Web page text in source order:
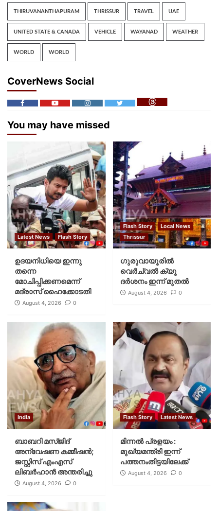
THIRUVANANTHAPURAM THRISSUR TRAVEL UAE
UNITED STATE & CANADA VEHICLE WAYANAD WEATHER
WORLD WORLD
CoverNews Social
You may have missed
Latest News Flash Story
ഉദയനിധിയെ ഇന്നു
തന്നെ
മോചിപ്പിക്കണമെന്ന്
മദ്രാസ് ഹൈക്കോടതി
August 4, 2026 0
Flash Story
Local News
Thrissur
ഗുരുവായൂരില്‍
വെര്‍ച്വല്‍ ക്യൂ
ദര്‍ശനം ഇന്ന് മുതല്‍
August 4, 2026 0
India
ബാബറി മസ്ജിദ്
അന്വേഷണ കമ്മീഷന്‍;
ജസ്റ്റിസ് എംഎസ്
ലിബര്‍ഹാന്‍ അന്തരിച്ചു
August 4, 2026 0
Flash Story Latest News
മിന്നല്‍ പ്രളയം :
മുഖ്യമന്ത്രി ഇന്ന്
പത്തനംതിട്ടയിലേക്ക്
August 4, 2026 0